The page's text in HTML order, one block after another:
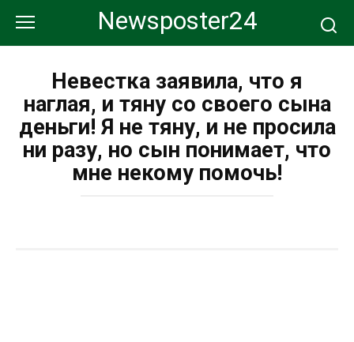
контенту
Newsposter24
Невестка заявила, что я
наглая, и тяну со своего сына
деньги! Я не тяну, и не просила
ни разу, но сын понимает, что
мне некому помочь!